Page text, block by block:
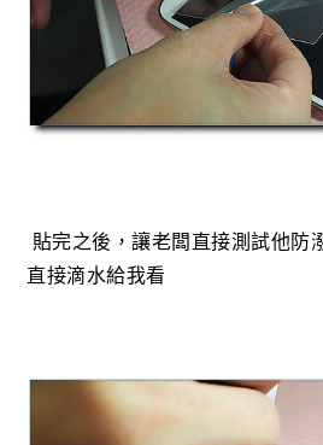
貼完之後，讓老闆直接測試他防
直接滴水給我看